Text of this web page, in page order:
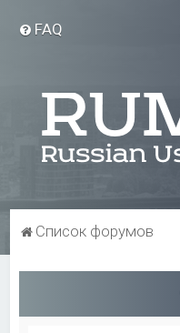
FAQ
Список форумов